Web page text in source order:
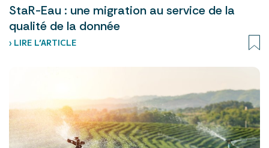
StaR-Eau : une migration au service de la
qualité de la donnée
› LIRE L’ARTICLE